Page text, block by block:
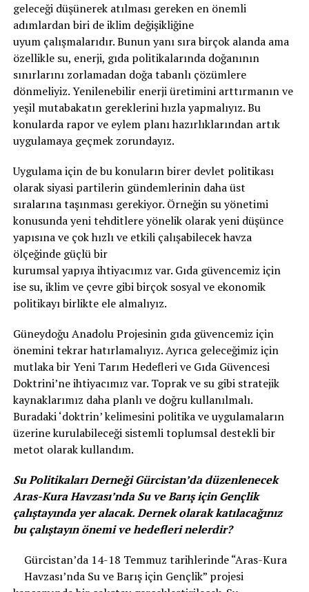
geleceği düşünerek atılması gereken en önemli
adımlardan biri de iklim değişikliğine
uyum çalışmalarıdır. Bunun yanı sıra birçok alanda ama
özellikle su, enerji, gıda politikalarında doğanının
sınırlarını zorlamadan doğa tabanlı çözümlere
dönmeliyiz. Yenilenebilir enerji üretimini arttırmanın ve
yeşil mutabakatın gereklerini hızla yapmalıyız. Bu
konularda rapor ve eylem planı hazırlıklarından artık
uygulamaya geçmek zorundayız.
Uygulama için de bu konuların birer devlet politikası
olarak siyasi partilerin gündemlerinin daha üst
sıralarına taşınması gerekiyor. Örneğin su yönetimi
konusunda yeni tehditlere yönelik olarak yeni düşünce
yapısına ve çok hızlı ve etkili çalışabilecek havza
ölçeğinde güçlü bir
kurumsal yapıya ihtiyacımız var. Gıda güvencemiz için
ise su, iklim ve çevre gibi birçok sosyal ve ekonomik
politikayı birlikte ele almalıyız.
Güneydoğu Anadolu Projesinin gıda güvencemiz için
önemini tekrar hatırlamalıyız. Ayrıca geleceğimiz için
mutlaka bir Yeni Tarım Hedefleri ve Gıda Güvencesi
Doktrini’ne ihtiyacımız var. Toprak ve su gibi stratejik
kaynaklarımız daha planlı ve doğru kullanılmalı.
Buradaki ‘doktrin’ kelimesini politika ve uygulamaların
üzerine kurulabileceği sistemli toplumsal destekli bir
metot olarak kullandım.
Su Politikaları Derneği Gürcistan’da düzenlenecek
Aras-Kura Havzası’nda Su ve Barış için Gençlik
çalıştayında yer alacak. Dernek olarak katılacağınız
bu çalıştayın önemi ve hedefleri nelerdir?
Gürcistan’da 14-18 Temmuz tarihlerinde “Aras-Kura
Havzası’nda Su ve Barış için Gençlik” projesi